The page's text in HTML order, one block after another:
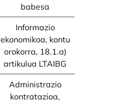
babesa
Informazio
ekonomikoa, kontu
orokorra, 18.1.a)
artikulua LTAIBG
Administrazio
kontratazioa,